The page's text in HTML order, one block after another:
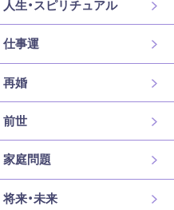
人生・スピリチュアル
仕事運
再婚
前世
家庭問題
将来・未来